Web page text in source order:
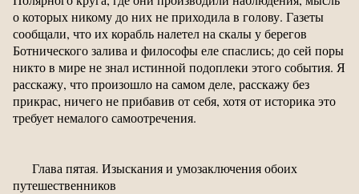
о которых никому до них не приходила в голову. Газеты
сообщали, что их корабль налетел на скалы у берегов
Ботнического залива и философы еле спаслись; до сей поры
никто в мире не знал истинной подоплеки этого события. Я
расскажу, что произошло на самом деле, расскажу без
прикрас, ничего не прибавив от себя, хотя от историка это
требует немалого самоотречения.
Глава пятая. Изыскания и умозаключения обоих
путешественников